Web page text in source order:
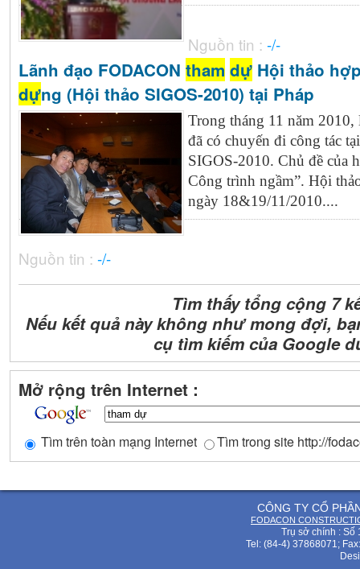
Nguồn tin : -/-
Lãnh đạo FODACON tham dự Hội thảo
dựng (Hội thảo SIGOS-2010) tại Pháp
Trong tháng 11 năm
đã có chuyến đi công tác
SIGOS-2010. Chủ đề của
Công trình ngầm”. Hội
ngày 18&19/11/2010....
Nguồn tin : -/-
Tìm thấy tổng cộng 7
Nếu kết quả này không như mong đợi,
cụ tìm kiếm của Google
Mở rộng trên Internet :
Tìm trên toàn mạng Internet Tìm trong site http://
CÔNG TY CỔ
FODACON
Trụ sở chính : Số
Tel: (84-4) 37868071;